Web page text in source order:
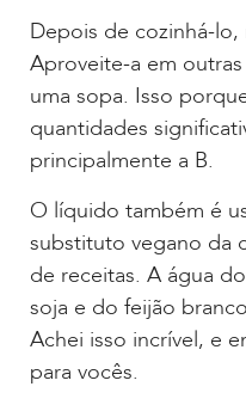
Depois de cozinhá-
Aproveite-a em
uma sopa. Isso
quantidades
principalmente a B.
O líquido também é
substituto vegano da
de receitas. A água
soja e do feijão
Achei isso incrível, e
para vocês.